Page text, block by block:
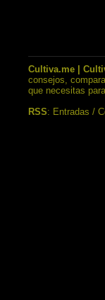
Cultiva.me |
consejos,
que necesitas
RSS: Entradas /